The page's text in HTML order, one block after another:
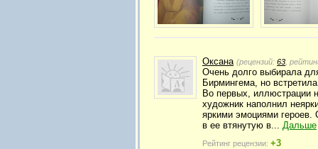
Оксана (рецензий: 63 ,
Очень долго выбирала
Бирмингема, но
Во первых, иллюстрации
художник наполнил
яркими эмоциями героев.
в ее втянутую в... Дальше
Рейтинг рецензии: +3